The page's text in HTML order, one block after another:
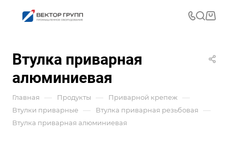
Втулка приварная
алюминиевая
Главная — Продукты — Приварной крепеж —
Втулки приварные — Втулка приварная резьбовая —
Втулка приварная алюминиевая